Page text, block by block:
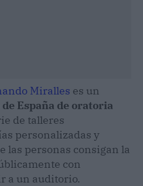
Miralles es un
España de oratoria
de talleres
personalizadas y
las personas consigan la
con
a un auditorio.